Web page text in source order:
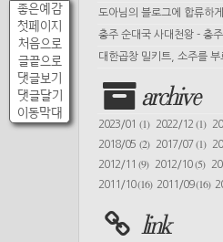
좋은예감
첫페이지
처음으로
글끝으로
댓글보기
댓글달기
이동막대
도아님의 블로그에 합류하
충주 순대국 사대천왕 - 충
대한곱창 밀키트, 소주를 부
archive
2023/01 (1) 2022/12(1)
2018/05 (2) 2017/07(1)
2012/11(9) 2012/10(5)
2011/10(16) 2011/09(16)
link